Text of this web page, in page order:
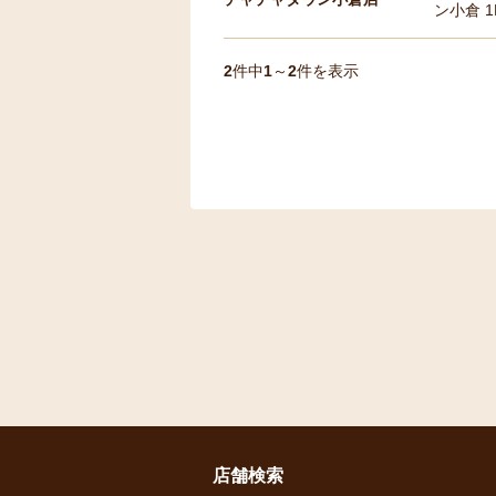
ン小倉
2件中1～2件を表示
店舗検索